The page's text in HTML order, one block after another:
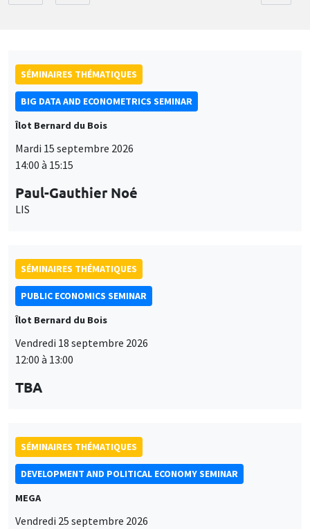
SÉMINAIRES THÉMATIQUES
BIG DATA AND ECONOMETRICS SEMINAR
Îlot Bernard du Bois
Mardi 15 septembre 2026
14:00 à 15:15
Paul-Gauthier Noé
LIS
SÉMINAIRES THÉMATIQUES
PUBLIC ECONOMICS SEMINAR
Îlot Bernard du Bois
Vendredi 18 septembre 2026
12:00 à 13:00
TBA
SÉMINAIRES THÉMATIQUES
DEVELOPMENT AND POLITICAL ECONOMY SEMINAR
MEGA
Vendredi 25 septembre 2026